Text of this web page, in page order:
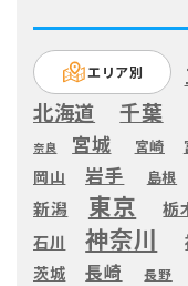
エリア別
北海道 千葉
奈良 宮城 宮崎
岡山
岩手 島根
新潟 東京 栃
石川
神奈川
茨城 長崎 長野